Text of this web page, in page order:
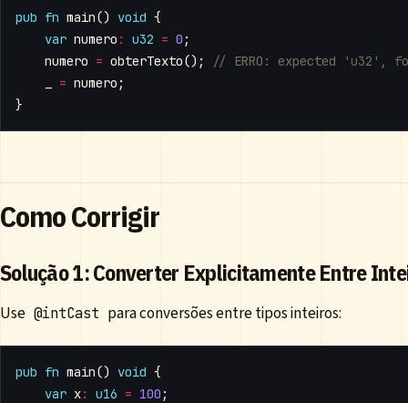
pub fn main() void {
var numero : u32 = 0 ;
numero = obterTexto();
= numero ;
}
Como Corrigir
Solução 1: Converter Explicitamente Entre
Use @intCast para conversões entre tipos inteiros:
pub fn main() void {
var x: u16 = 100 ;